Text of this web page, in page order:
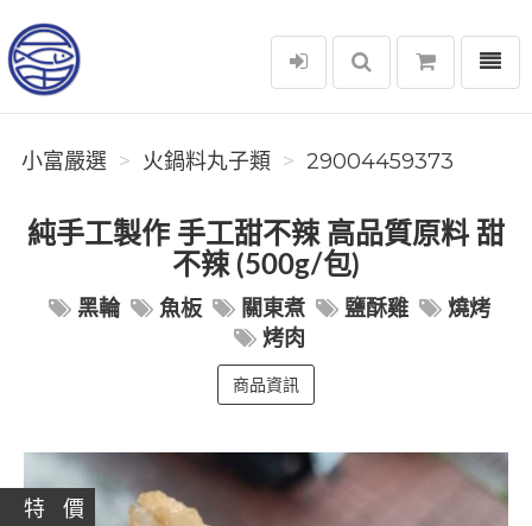
小富嚴選
選單
小富嚴選 火鍋料丸子類 29004459373
純手工製作 手工甜不辣 高品質原料 甜
不辣 (500g/包)
黑輪 魚板 關東煮 鹽酥雞
燒烤
烤肉
商品資訊
特 價